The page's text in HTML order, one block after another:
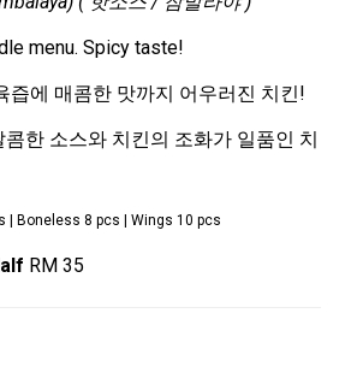
menu. Spicy taste!
즙에 매콤한 맛까지 어우러진 치킨!
한 소스와 치킨의 조화가 일품인 치
| Boneless 8 pcs | Wings 10 pcs
RM 35